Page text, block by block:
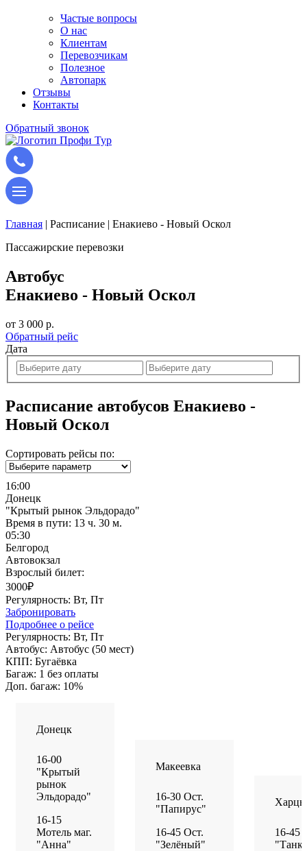
Частые вопросы
О нас
Клиентам
Перевозчикам
Полезное
Автопарк
Отзывы
Контакты
Обратный звонок
Главная | Расписание | Енакиево - Новый Оскол
Пассажирские перевозки
Автобус
Енакиево - Новый Оскол
от 3 000 р.
Обратный рейс
Дата
Расписание автобусов Енакиево -
Новый Оскол
Сортировать рейсы по:
16:00
Донецк
"Крытый рынок Эльдорадо"
Время в пути: 13 ч. 30 м.
05:30
Белгород
Автовокзал
Взрослый билет:
3000₽
Регулярность: Вт, Пт
Забронировать
Подробнее о рейсе
Регулярность: Вт, Пт
Автобус: Автобус (50 мест)
КПП: Бугаёвка
Багаж: 1 без оплаты
Доп. багаж: 10%
Донецк
16-00
"Крытый
рынок
Эльдорадо"
16-15
Мотель маг.
"Анна"
Макеевка
16-30 Ост.
"Папирус"
16-45 Ост.
"Зелёный"
16-45
"Танк"